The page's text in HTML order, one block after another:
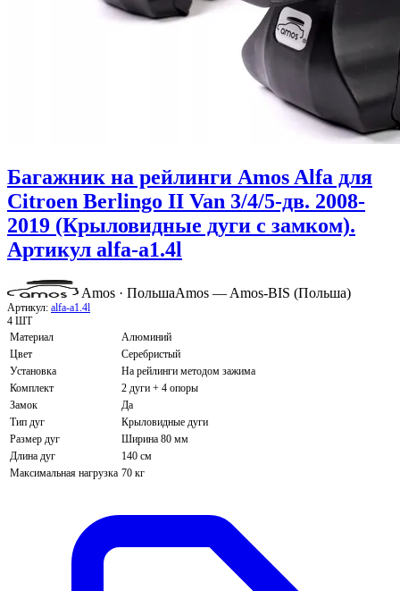
Багажник на рейлинги Amos Alfa для
Citroen Berlingo II Van 3/4/5-дв. 2008-
2019 (Крыловидные дуги с замком).
Артикул alfa-a1.4l
Amos · ПольшаAmos — Amos-BIS (Польша)
Артикул: alfa-a1.4l
4 ШТ
Материал
Алюминий
Цвет
Серебристый
Установка
На рейлинги методом зажима
Комплект
2 дуги + 4 опоры
Замок
Да
Тип дуг
Крыловидные дуги
Размер дуг
Ширина 80 мм
Длина дуг
140 см
Максимальная нагрузка 70 кг